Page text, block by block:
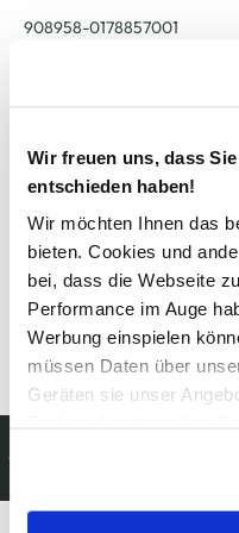
Wir freuen uns, dass
entschieden haben!
Wir möchten Ihnen das
bieten. Cookies und
bei, dass die Webseite
Performance im Auge
Werbung einspielen
müssen Daten über
Geräten sie unser
werden, werden bei der
Fall gesetzt. Cookies
908958-0178857001
Pflegehinweise
Details zur